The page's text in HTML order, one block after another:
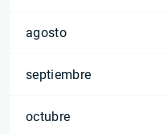
agosto
septiembre
octubre